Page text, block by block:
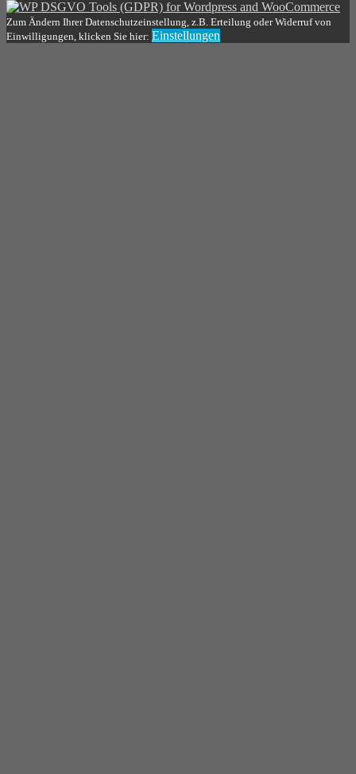
Zum Ändern Ihrer Datenschutzeinstellung, z.B. Erteilung oder Widerruf von
Einwilligungen, klicken Sie hier: Einstellungen